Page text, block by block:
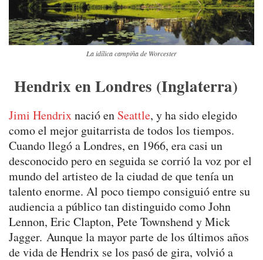
La idílica campiña de Worcester
Hendrix en Londres (Inglaterra)
Jimi Hendrixnació en Seattle, y ha sido elegido
como el mejor guitarrista de todos los tiempos.
Cuando llegó a Londres, en 1966, era casi un
desconocido pero en seguida se corrió la voz por el
mundo del artisteo de la ciudad de que tenía un
talento enorme. Al poco tiempo consiguió entre su
audiencia a público tan distinguido como John
Lennon, Eric Clapton, Pete Townshend y Mick
Jagger. Aunque la mayor parte de los últimos años
de vida de Hendrix se los pasó de gira, volvió a